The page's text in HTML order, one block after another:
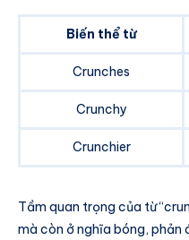
Biến thể từ
Crunches
Crunchy
Crunchier
Tầm quan trọng của từ
mà còn ở nghĩa bóng, phản